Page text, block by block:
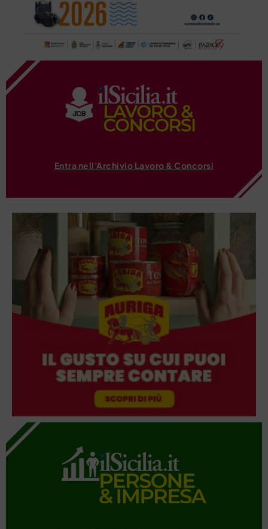
Entra nell'Archivio Lavoro & Concorsi